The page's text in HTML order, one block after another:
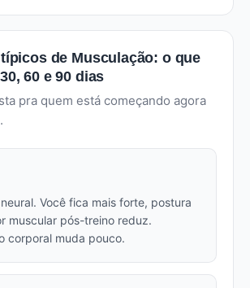
de Musculação: o que
60 e 90 dias
pra quem está começando agora
Você fica mais forte, postura
muscular pós-treino reduz.
corporal muda pouco.